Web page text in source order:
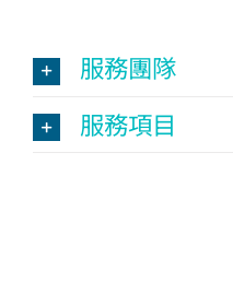
服務團隊
服務項目